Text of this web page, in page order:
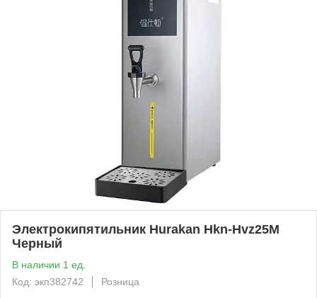
Электрокипятильник Hurakan Hkn-Hvz25M
Черный
В наличии 1 ед.
Код: экп382742
Розница